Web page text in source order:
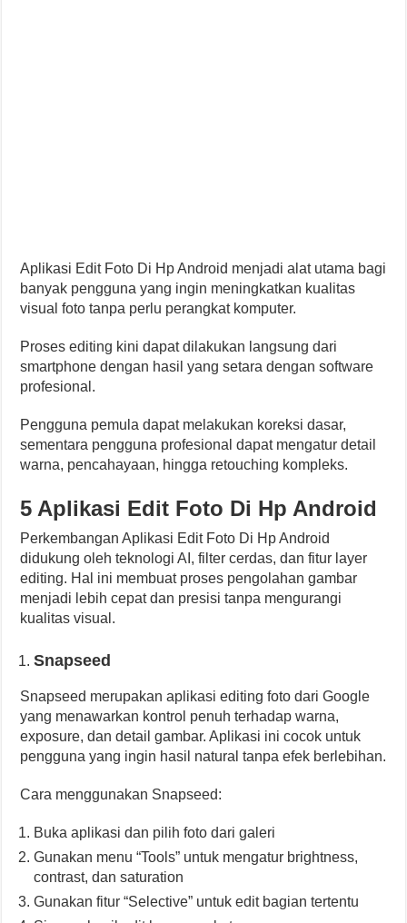
Aplikasi Edit Foto Di Hp Android menjadi alat utama bagi
banyak pengguna yang ingin meningkatkan kualitas
visual foto tanpa perlu perangkat komputer.
Proses editing kini dapat dilakukan langsung dari
smartphone dengan hasil yang setara dengan software
profesional.
Pengguna pemula dapat melakukan koreksi dasar,
sementara pengguna profesional dapat mengatur detail
warna, pencahayaan, hingga retouching kompleks.
5 Aplikasi Edit Foto Di Hp Android
Perkembangan Aplikasi Edit Foto Di Hp Android
didukung oleh teknologi AI, filter cerdas, dan fitur layer
editing. Hal ini membuat proses pengolahan gambar
menjadi lebih cepat dan presisi tanpa mengurangi
kualitas visual.
Snapseed
Snapseed merupakan aplikasi editing foto dari Google
yang menawarkan kontrol penuh terhadap warna,
exposure, dan detail gambar. Aplikasi ini cocok untuk
pengguna yang ingin hasil natural tanpa efek berlebihan.
Cara menggunakan Snapseed:
Buka aplikasi dan pilih foto dari galeri
Gunakan menu “Tools” untuk mengatur brightness,
contrast, dan saturation
Gunakan fitur “Selective” untuk edit bagian tertentu